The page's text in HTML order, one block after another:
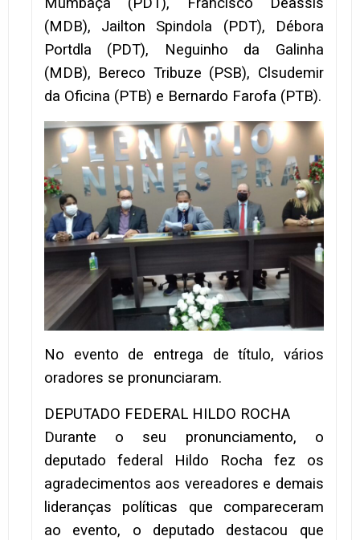
(MDB), Jailton Spindola (PDT), Débora
Portdla (PDT), Neguinho da Galinha
(MDB), Bereco Tribuze (PSB), Clsudemir
da Oficina (PTB) e Bernardo Farofa (PTB).
No evento de entrega de título, vários
oradores se pronunciaram.
DEPUTADO FEDERAL HILDO ROCHA
Durante o seu pronunciamento, o
deputado federal Hildo Rocha fez os
agradecimentos aos vereadores e demais
lideranças políticas que compareceram
ao evento, o deputado destacou que